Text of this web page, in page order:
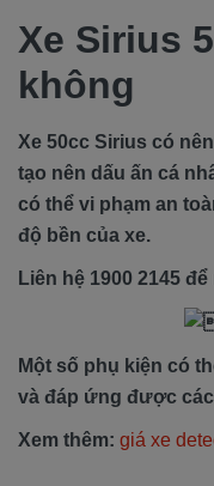
Xe Sirius
không
Xe 50cc Sirius có
tạo nên dấu ấn cá
có thể vi phạm an
độ bền của xe.
Liên hệ 1900 2145
Một số phụ kiện có
và đáp ứng được
Xem thêm: giá xe